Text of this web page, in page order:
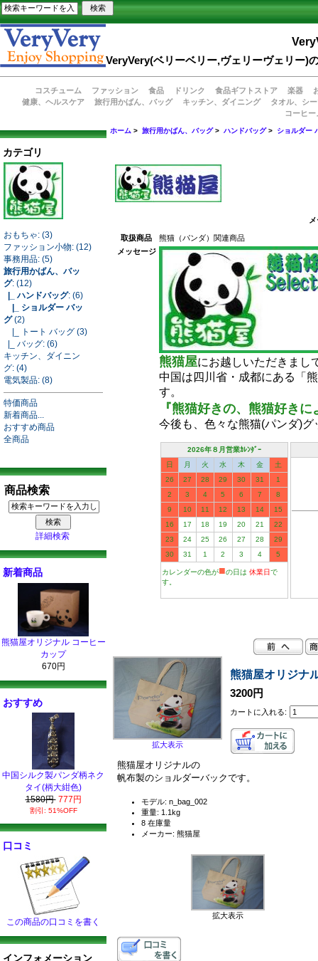
VeryVery(ベリーベリー,ヴェリーヴェリー)
コスチューム ファッション 食品 ドリンク 食品ギフトストア 楽器
健康、ヘルスケア
旅行用かばん、バッグ キッチン、ダイニング
タオル、シ
コーヒ
カテゴリ
おもちゃ: (3)
ファッション小物: (12)
事務用品: (5)
旅行用かばん、バッ
グ: (12)
|_ ハンドバッグ: (6)
|_ ショルダー バッ
グ(2)
|_ トート バッグ (3)
|_ バッグ: (6)
キッチン、ダイニン
グ: (4)
電気製品: (8)
特価商品
新着商品...
おすすめ商品
全商品
商品検索
詳細検索
新着商品
熊猫屋オリジナル コーヒー
カップ
670円
おすすめ
中国シルク製パンダ柄ネク
タイ(柄大紺色)
1580円 777円
割引: 51%OFF
口コミ
この商品の口コミを書く
インフォメーション
ホーム >旅行用かばん、バッグ>ハンドバッグ> ショルダー
取扱商品
熊猫（パンダ）関連商品
メッセージ
熊猫屋にお越しいただきまし
中国は四川省・成都にある「
す。
『熊猫好きの、熊猫好き
今後も、色々な熊猫(パンダ)
2026年８月営業ｶﾚﾝﾀﾞｰ
日
月 火 水 木 金
土
26
27 28 29 30 31
1
2
3 4 5 6 7
8
9
10 11 12 13 14
15
16
17 18 19 20 21
22
23
24 25 26 27 28
29
30
31 1 2 3 4 5
カレンダーの色が■の日は 休業日で
す。
拡大表示
熊猫屋オリジナ
3200円
カートに入れる:
熊猫屋オリジナルの
帆布製のショルダーバックです。
モデル: n_bag_002
重量: 1.1kg
8 在庫量
メーカー: 熊猫屋
拡大表示